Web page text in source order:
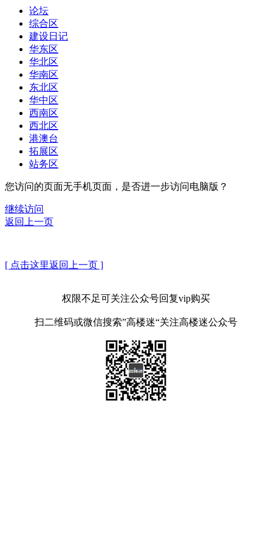
论坛
综合区
建设日记
华东区
华北区
华南区
东北区
华中区
西南区
西北区
港澳台
拓展区
站务区
您访问的页面无手机页面，是否进一步访问电脑版？
继续访问
返回上一页
[ 点击这里返回上一页 ]
权限不足可关注公众号回复vip购买
扫二维码或微信搜索”高楼迷“关注高楼迷公众号